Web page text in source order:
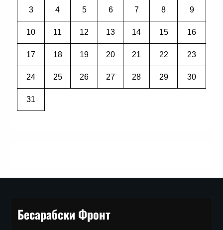
3 4 5 6 7 8 9
10 11 12 13 14 15 16
17 18 19 20 21 22 23
24 25 26 27 28 29 30
31
Бесарабски Фронт